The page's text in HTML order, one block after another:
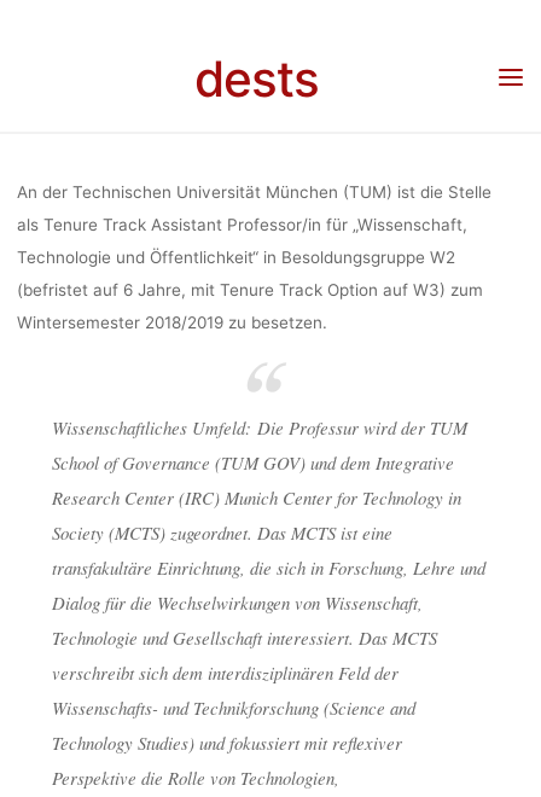
dests
UND
dests 1. Mai 2018
Stellenangebot: Tenure Track Assistant Professor/in für
An der Technischen Universität München (TUM) ist die Stelle
als Tenure Track Assistant Professor/in für „Wissenschaft,
Technologie und Öffentlichkeit“ in Besoldungsgruppe W2
(befristet auf 6 Jahre, mit Tenure Track Option auf W3) zum
Wintersemester 2018/2019 zu besetzen.
Wissenschaftliches Umfeld: Die Professur wird der TUM
School of Governance (TUM GOV) und dem Integrative
Research Center (IRC) Munich Center for Technology in
Society (MCTS) zugeordnet. Das MCTS ist eine
transfakultäre Einrichtung, die sich in Forschung, Lehre und
Dialog für die Wechselwirkungen von Wissenschaft,
Technologie und Gesellschaft interessiert. Das MCTS
verschreibt sich dem interdisziplinären Feld der
Wissenschafts- und Technikforschung (Science and
Technology Studies) und fokussiert mit reflexiver
Perspektive die Rolle von Technologien,